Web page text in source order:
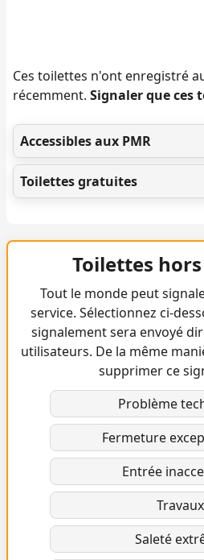
Ces toilettes n'ont enregistré
récemment. Signaler que ces
Accessibles aux PMR
Toilettes gratuites
Toilettes
Tout le monde peut
service. Sélectionnez ci-
signalement sera envoyé
utilisateurs. De la même
supprimer ce
Problème
Fermeture
Entrée
Travaux
Saleté